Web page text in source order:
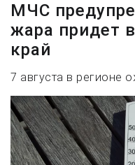
МЧС
жара придет
край
7 августа в регионе